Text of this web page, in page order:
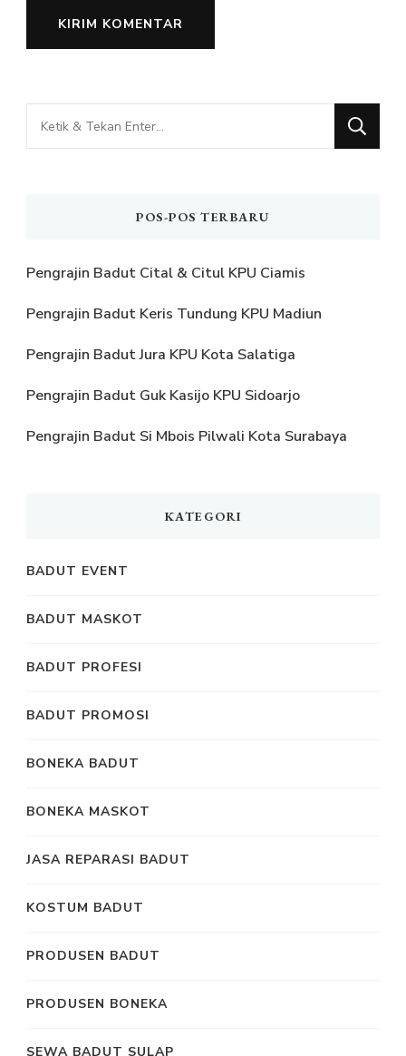
Mencari
Sesuatu?
POS-POS TERBARU
Pengrajin Badut Cital & Citul KPU Ciamis
Pengrajin Badut Keris Tundung KPU Madiun
Pengrajin Badut Jura KPU Kota Salatiga
Pengrajin Badut Guk Kasijo KPU Sidoarjo
Pengrajin Badut Si Mbois Pilwali Kota Surabaya
KATEGORI
BADUT EVENT
BADUT MASKOT
BADUT PROFESI
BADUT PROMOSI
BONEKA BADUT
BONEKA MASKOT
JASA REPARASI BADUT
KOSTUM BADUT
PRODUSEN BADUT
PRODUSEN BONEKA
SEWA BADUT SULAP